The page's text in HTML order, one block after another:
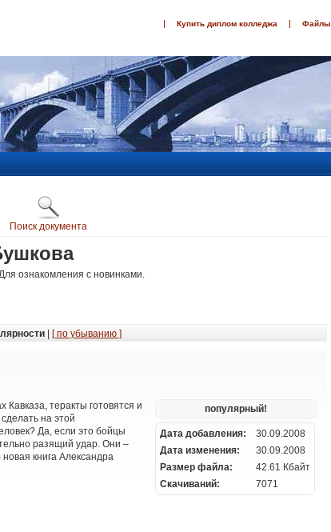
Файлы
Купить диплом колледжа
Поиск документа
ознакомления с новинками.
[ по убыванию ]
популярный!
Дата добавления:
30.09.2008
Дата изменения:
30.09.2008
Размер файла:
42.61 Кбайт
Скачиваний:
7071
Кавказа, теракты готовятся и
на этой
Да, если это бойцы
разящий удар. Они –
книга Александра